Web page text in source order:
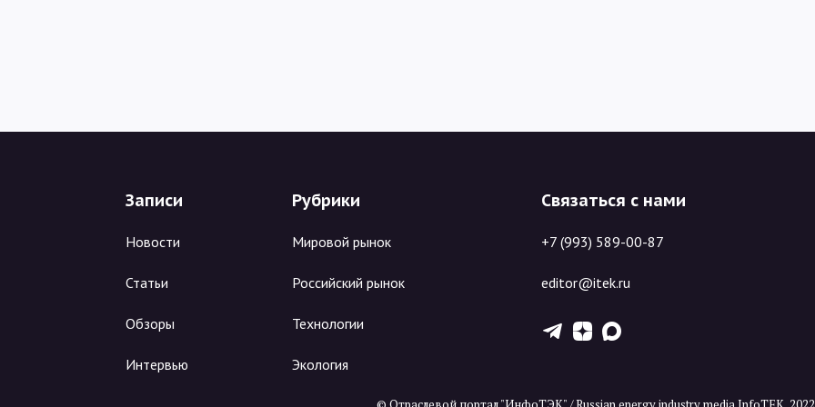
Записи
Новости
Статьи
Обзоры
Интервью
Рубрики
Мировой рынок
Российский рынок
Технологии
Экология
Связаться с нами
+7 (993) 589-00-87
editor@itek.ru
T Z X